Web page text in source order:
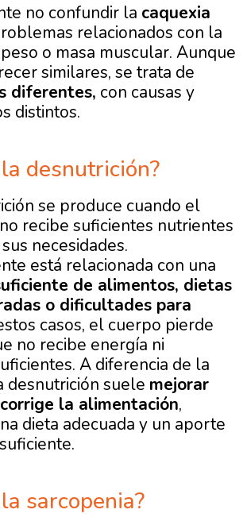
no confundir la caquexia
relacionados con la
o masa muscular. Aunque
similares, se trata de
diferentes, con causas y
distintos.
desnutrición?
se produce cuando el
recibe suficientes nutrientes
necesidades.
está relacionada con una
de alimentos, dietas
o dificultades para
casos, el cuerpo pierde
no recibe energía ni
A diferencia de la
desnutrición suele mejorar
la alimentación,
dieta adecuada y un aporte
sarcopenia?